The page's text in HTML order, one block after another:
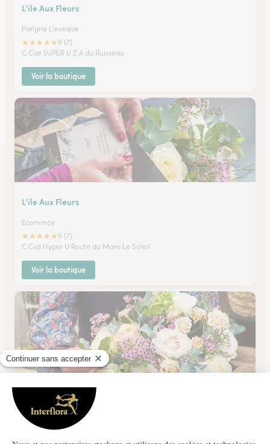
L’ile Aux Fleurs
Parigne L'eveque
★★★★★ 5 (7)
C.Cial SUPER U Z.A du Ruisseau
Voir la boutique
L’ile Aux Fleurs
Ecommoy
★★★★★ 5 (7)
C.Cial Hyper U Route du Mans Le Soleil
Voir la boutique
Grains de Pollen
Chanceaux Sur Choisille
★★★4.7 (90)
26 Avenue de Langennerie